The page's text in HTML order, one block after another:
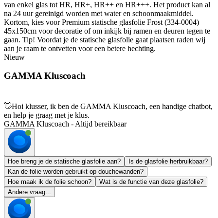
van enkel glas tot HR, HR+, HR++ en HR+++. Het product kan al
na 24 uur gereinigd worden met water en schoonmaakmiddel.
Kortom, kies voor Premium statische glasfolie Frost (334-0004)
45x150cm voor decoratie of om inkijk bij ramen en deuren tegen te
gaan. Tip! Voordat je de statische glasfolie gaat plaatsen raden wij
aan je raam te ontvetten voor een betere hechting.
Nieuw
GAMMA Kluscoach
👋Hoi klusser, ik ben de GAMMA Kluscoach, een handige chatbot,
en help je graag met je klus.
GAMMA Kluscoach - Altijd bereikbaar
Hoe breng je de statische glasfolie aan?
Is de glasfolie herbruikbaar?
Kan de folie worden gebruikt op douchewanden?
Hoe maak ik de folie schoon?
Wat is de functie van deze glasfolie?
Andere vraag...